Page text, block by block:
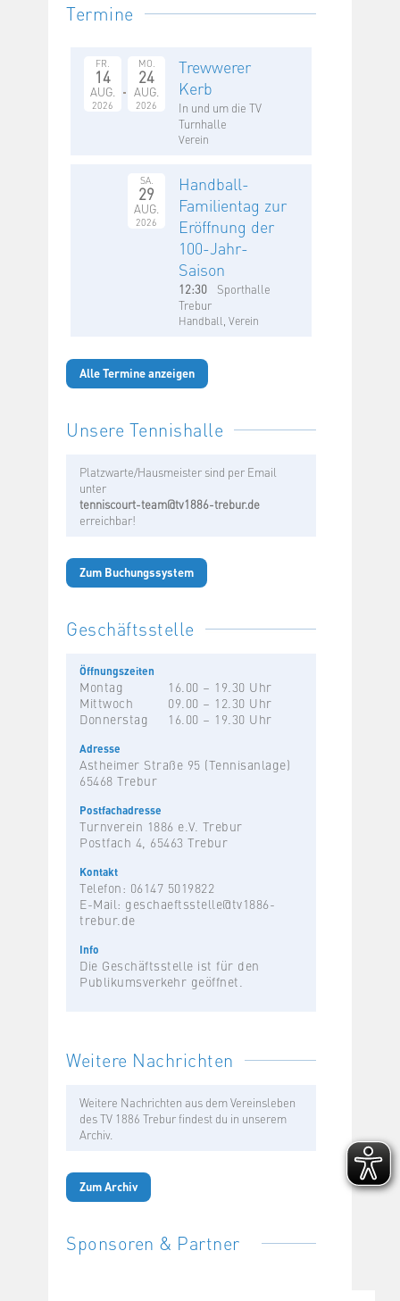
Termine
FR.
14
AUG.
2026
MO.
24
AUG.
2026
Trewwerer
Kerb
In und um die TV
Turnhalle
Verein
SA.
29
AUG.
2026
Handball-
Familientag zur
Eröffnung der
100-Jahr-
Saison
12:30
Sporthalle
Trebur
Handball, Verein
Alle Termine anzeigen
Unsere Tennishalle
Platzwarte/Hausmeister sind per Email
unter
tenniscourt-team@tv1886-trebur.de
erreichbar!
Zum Buchungssystem
Geschäftsstelle
Öffnungszeiten
Montag
16.00 – 19.30 Uhr
Mittwoch
09.00 – 12.30 Uhr
Donnerstag
16.00 – 19.30 Uhr
Adresse
Astheimer Straße 95 (Tennisanlage)
65468 Trebur
Postfachadresse
Turnverein 1886 e.V. Trebur
Postfach 4, 65463 Trebur
Kontakt
Telefon: 06147 5019822
E-Mail: geschaeftsstelle@tv1886-
trebur.de
Info
Die Geschäftsstelle ist für den
Publikumsverkehr geöffnet.
Weitere Nachrichten
Weitere Nachrichten aus dem Vereinsleben
des TV 1886 Trebur findest du in unserem
Archiv.
Zum Archiv
Sponsoren & Partner